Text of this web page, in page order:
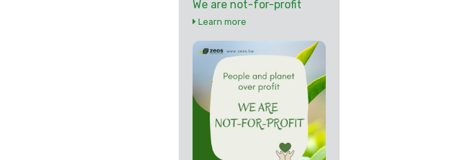
We are not-for-profit
Learn more